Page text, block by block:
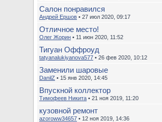
Салон понравился
Андрей Ершов • 27 июл 2020, 09:17
Отличное место!
Олег Жорин • 11 июн 2020, 11:52
Тигуан Оффроуд
tatyanalukiyanova577 • 26 фев 2020, 10:12
Заменили шаровые
DanilZ • 15 янв 2020, 14:45
Впускной коллектор
Тимофеев Никита • 21 ноя 2019, 11:20
кузовной ремонт
azoroww34657 • 12 ноя 2019, 14:36